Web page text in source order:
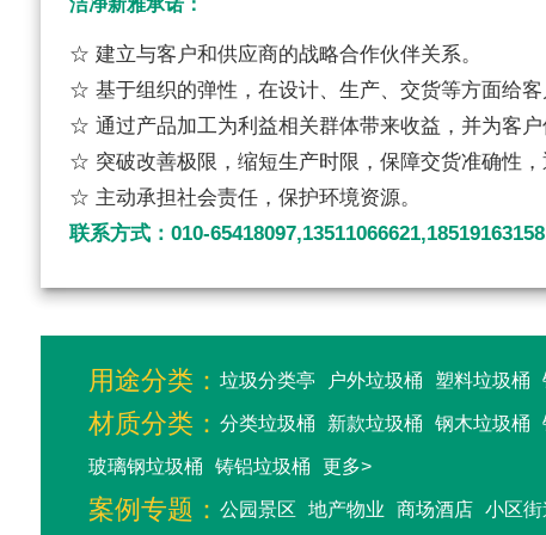
☆ 建立与客户和供应商的战略合作伙伴关系。
☆ 基于组织的弹性，在设计、生产、交货等方面给
☆ 通过产品加工为利益相关群体带来收益，并为客户
☆ 突破改善极限，缩短生产时限，保障交货准确性，
☆ 主动承担社会责任，保护环境资源。
联系方式：010-
用途分类： 垃圾分类亭 户外垃圾桶 塑料垃圾桶
材质分类： 分类垃圾桶 新款垃圾桶 钢木垃圾桶
玻璃钢垃圾桶 铸铝垃圾桶 更多>
案例专题： 公园景区 地产物业 商场酒店 小区街